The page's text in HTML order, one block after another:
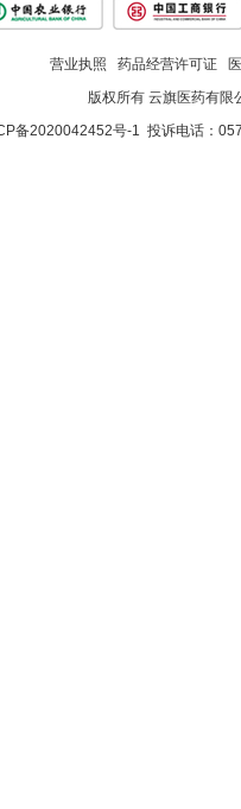
营业执照 药品经营许可证
版权所有 云旗医药有限
备2020042452号-1 投诉电话：